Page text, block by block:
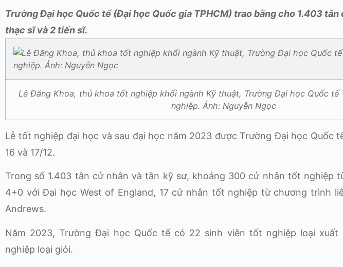
Trường Đại học Quốc tế (Đại học Quốc gia TPHCM) trao bằng cho 1.403
thạc sĩ và 2 tiến sĩ.
Lê Đăng Khoa, thủ khoa tốt nghiệp khối ngành Kỹ thuật, Trường Đại học Quốc tế
nghiệp. Ảnh: Nguyễn Ngọc
Lễ tốt nghiệp đại học và sau đại học năm 2023 được Trường Đại học Quốc
16 và 17/12.
Trong số 1.403 tân cử nhân và tân kỹ sư, khoảng 300 cử nhân tốt nghiệp
4+0 với Đại học West of England, 17 cử nhân tốt nghiệp từ chương trình
Andrews.
Năm 2023, Trường Đại học Quốc tế có 22 sinh viên tốt nghiệp loại xuất
nghiệp loại giỏi.